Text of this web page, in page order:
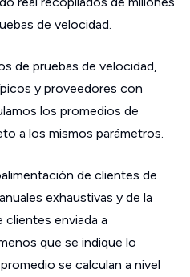
de velocidad.
de pruebas de velocidad,
y proveedores con
los promedios de
a los mismos parámetros.
de clientes de
exhaustivas y de la
enviada a
que se indique lo
se calculan a nivel